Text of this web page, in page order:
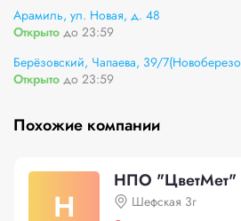
Арамиль, ул. Новая, д. 48
Открыто до 23:59
Берёзовский, Чапаева, 39/
Открыто до 23:59
Похожие компании
Н
НПО "ЦветМет"
Шефская 3г